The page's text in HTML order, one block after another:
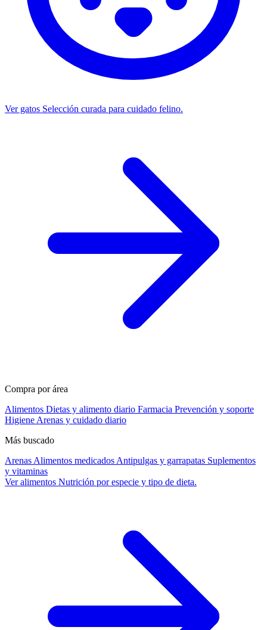
Ver gatos Selección curada para cuidado felino.
Compra por área
Alimentos Dietas y alimento diario Farmacia Prevención y soporte
Higiene Arenas y cuidado diario
Más buscado
Arenas Alimentos medicados Antipulgas y garrapatas Suplementos
y vitaminas
Ver alimentos Nutrición por especie y tipo de dieta.